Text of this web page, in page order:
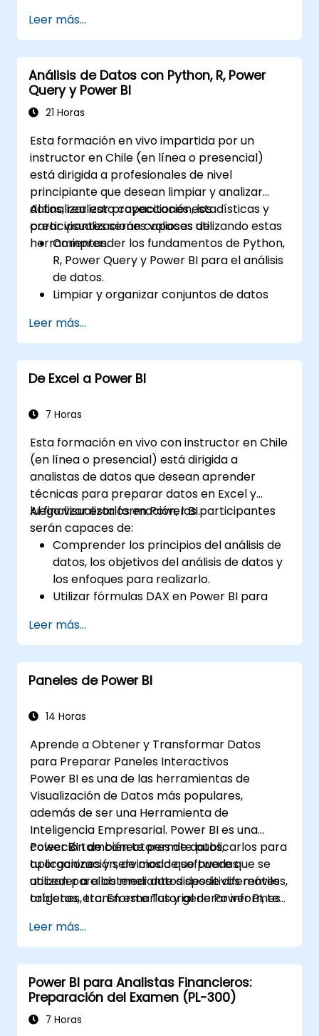
Leer más...
Análisis de Datos con Python, R, Power
Query y Power BI
21 Horas
Esta formación en vivo impartida por un
instructor en Chile (en línea o presencial)
está dirigida a profesionales de nivel
principiante que desean limpiar y analizar
datos, realizar proyecciones estadísticas y
crear visualizaciones valiosas utilizando estas
herramientas.
Al finalizar esta capacitación, los
participantes serán capaces de:
Comprender los fundamentos de Python,
R, Power Query y Power BI para el análisis
de datos.
Limpiar y organizar conjuntos de datos
Ejecutar análisis estadístico y
proyecciones con R.
Crear dashboards profesionales e
informes con Power BI.
múltiples fuentes de manera eficaz.
Leer más...
De Excel a Power BI
7 Horas
Esta formación en vivo con instructor en Chile
(en línea o presencial) está dirigida a
analistas de datos que desean aprender
técnicas para preparar datos en Excel y
luego visualizarlos en Power BI.
Al finalizar esta formación, los participantes
serán capaces de:
Comprender los principios del análisis de
datos, los objetivos del análisis de datos y
los enfoques para realizarlo.
Utilizar fórmulas DAX en Power BI para
Crear y utilizar visualizaciones y gráficos
para casos específicos de análisis.
Importar datos con Power View para
pasar de un Power BI basado en Excel a
Leer más...
Paneles de Power BI
14 Horas
Aprende a Obtener y Transformar Datos
para Preparar Paneles Interactivos
Power BI es una de las herramientas de
Visualización de Datos más populares,
además de ser una Herramienta de
Inteligencia Empresarial. Power BI es una
colección de conectores de datos,
aplicaciones y servicios de software que se
utilizan para obtener datos desde diferentes
orígenes, transformarlos y generar informes
Power BI también te permite publicarlos para
tu organización, de modo que puedas
acceder a ellos mediante dispositivos móviles,
tabletas, etc. En este Tutorial de Power BI, te
conectarte con múltiples fuentes de datos,
realizar transformaciones de datos y crear
informes como gráficos, tablas, matrices,
mapas, entre otros.
Leer más...
Power BI para Analistas Financieros:
Preparación del Examen (PL-300)
7 Horas